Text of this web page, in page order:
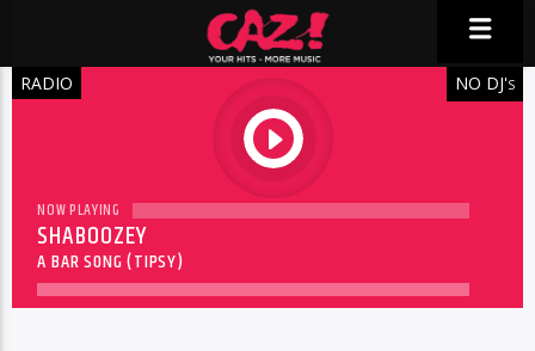
RADIO
play
NO DJ'S
NOW PLAYING
SHABOOZEY
A BAR SONG (TIPSY)